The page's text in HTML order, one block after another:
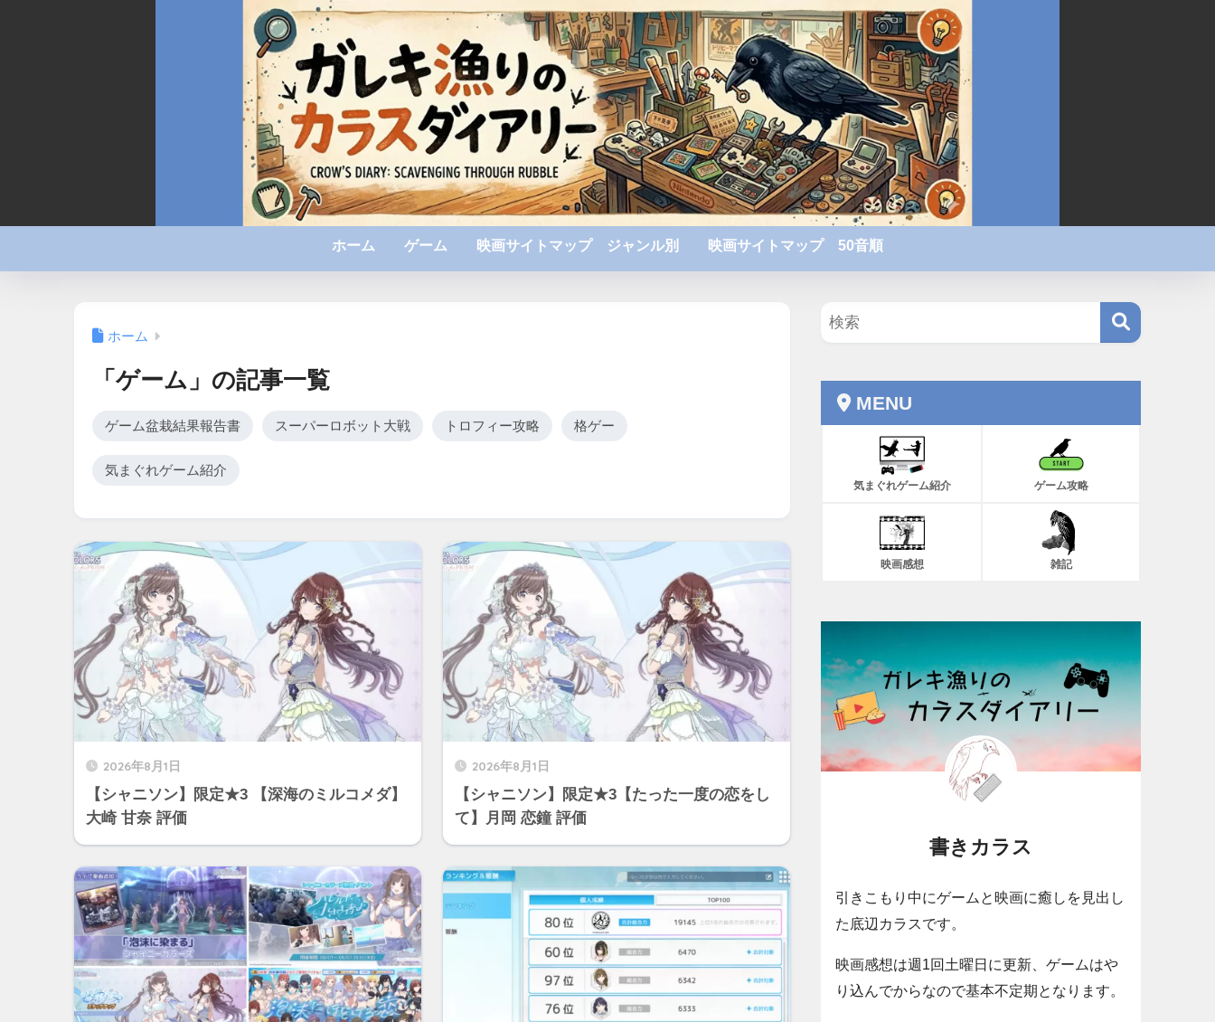
ホーム ゲーム 映画サイトマップ ジャンル別 映画サイトマップ 50音順
ホーム
「ゲーム」の記事一覧
ゲーム盆栽結果報告書 スーパーロボット大戦 トロフィー攻略 格ゲー
気まぐれゲーム紹介
2026年8月1日
【シャニソン】限定★3 【深海のミルコメダ】
大崎 甘奈 評価
2026年8月1日
【シャニソン】限定★3【たった一度の恋をし
て】月岡 恋鐘 評価
MENU
気まぐれゲーム紹介 ゲーム攻略
映画感想 雑記
書きカラス
引きこもり中にゲームと映画に癒しを見出し
た底辺カラスです。
映画感想は週1回土曜日に更新、ゲームはや
り込んでからなので基本不定期となります。